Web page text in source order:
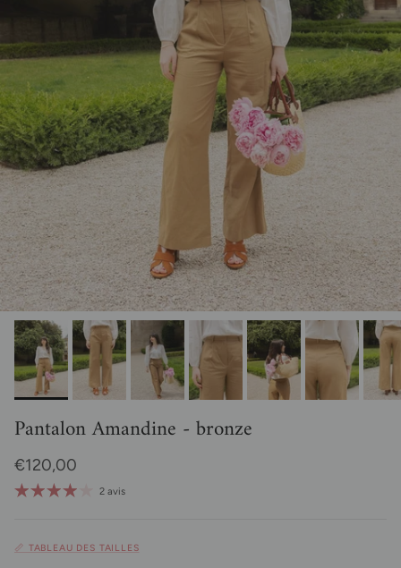
Pantalon Amandine - bronze
Prix habituel
€120,00
2 avis
📏 TABLEAU DES TAILLES